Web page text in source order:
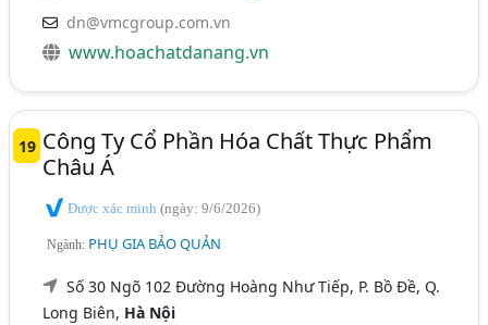
dn@vmcgroup.com.vn
www.hoachatdanang.vn
19 Công Ty Cổ Phần Hóa Chất Thực Phẩm
Châu Á
Được xác minh(ngày: 9/6/2026)
Ngành: PHỤ GIA BẢO QUẢN
Số 30 Ngõ 102 Đường Hoàng Như Tiếp, P. Bồ Đề, Q.
Long Biên, Hà Nội